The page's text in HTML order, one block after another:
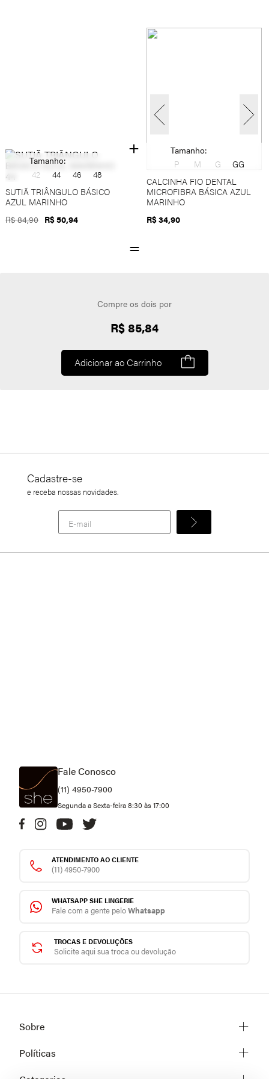
Tamanho:
42
44 46
48
SUTIÃ TRIÂNGULO BÁSICO
AZUL MARINHO
R$ 84,90 R$ 50,94
Tamanho:
G
GG
M
P
CALCINHA FIO DENTAL
MICROFIBRA BÁSICA AZUL
MARINHO
R$ 34,90
Compre os dois por
R$ 85,84
Adicionar ao Carrinho
Cadastre-se
e receba nossas novidades.
Fale Conosco
(11) 4950-7900
Segunda a Sexta-feira 8:30 às 17:00
ATENDIMENTO AO CLIENTE
(11) 4950-7900
WHATSAPP SHE LINGERIE
Fale com a gente peloWhatsapp
TROCAS E DEVOLUÇÕES
Solicite aqui sua troca ou devolução
Sobre
Sobre a She
Políticas
Trocas e Devoluções